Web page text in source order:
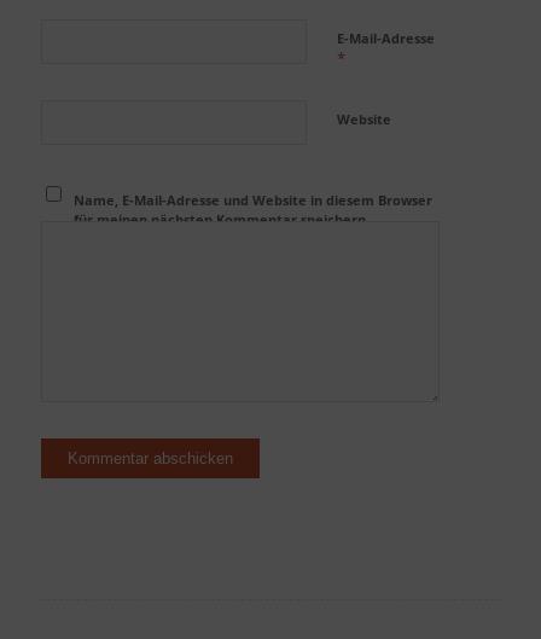
E-Mail-Adresse
*
Website
Name, E-Mail-Adresse und Website in diesem Browser
für meinen nächsten Kommentar speichern.